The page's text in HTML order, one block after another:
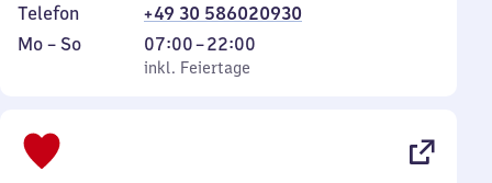
Telefon
+49 30 586020930
Montag
Mo – So,
inkl. Feiertage
07:00–22:00
Von
7
inkl. Feiertage